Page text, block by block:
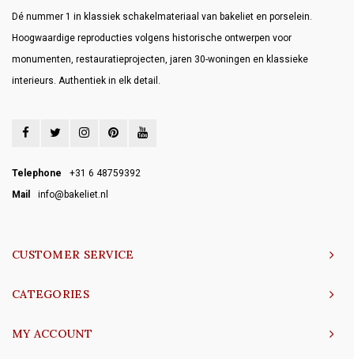
Dé nummer 1 in klassiek schakelmateriaal van bakeliet en porselein.
Hoogwaardige reproducties volgens historische ontwerpen voor
monumenten, restauratieprojecten, jaren 30-woningen en klassieke
interieurs. Authentiek in elk detail.
Telephone
+31 6 48759392
Mail
info@bakeliet.nl
CUSTOMER SERVICE
CATEGORIES
MY ACCOUNT